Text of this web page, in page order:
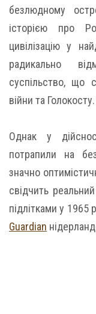
безлюдному
історією про
цивілізацію у
радикально
суспільство, що
війни та Голокосту.
Однак у
потрапили на
значно
свідчить
підлітками у 1965
Guardian